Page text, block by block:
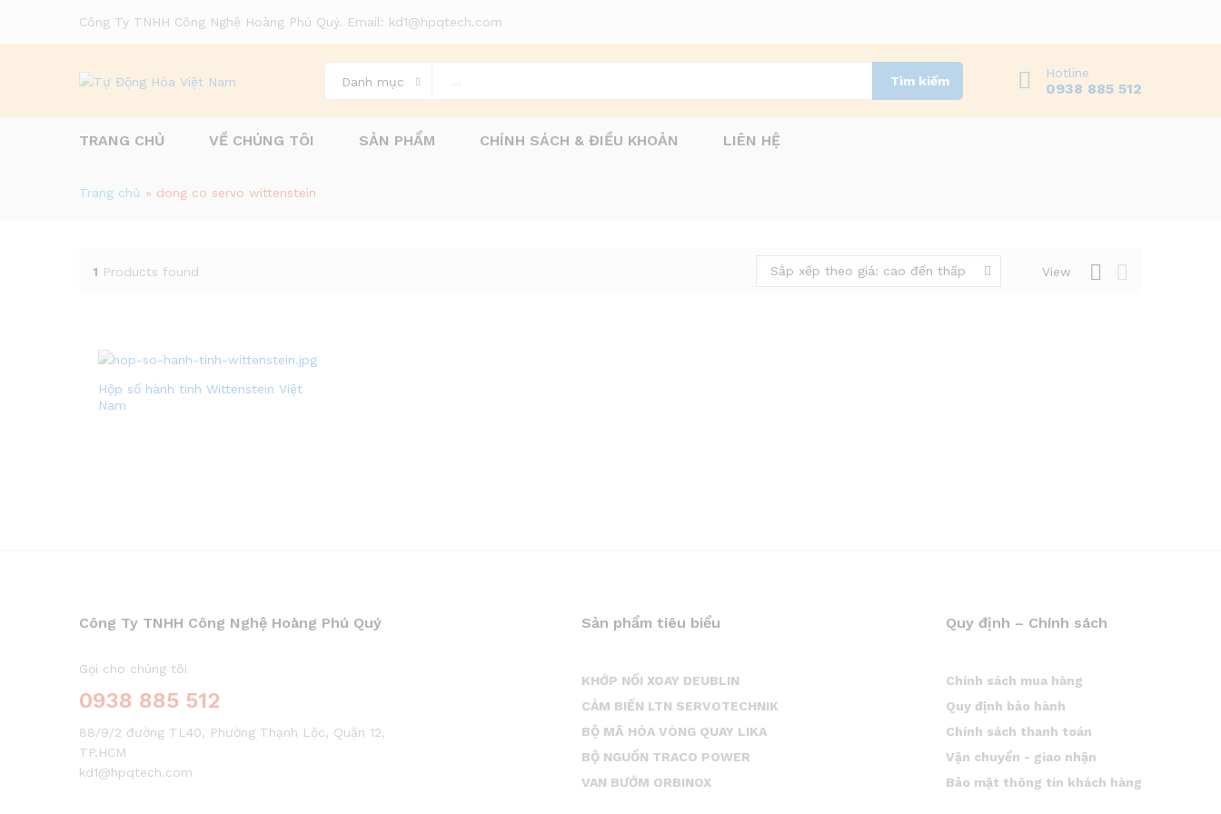
Công Ty TNHH Công Nghệ Hoàng Phú Quý. Email: kd1@hpqtech.com
Danh mục Tìm kiếm
Hotline
0938 885 512
TRANG CHỦ VỀ CHÚNG TÔI SẢN PHẨM CHÍNH SÁCH & ĐIỀU KHOẢN LIÊN HỆ
Trang chủ » dong co servo wittenstein
1 Products found View
Sắp xếp theo giá: cao đến thấp
Hộp số hành tinh Wittenstein Việt
Nam
Công Ty TNHH Công Nghệ Hoàng Phú Quý
Gọi cho chúng tôi
0938 885 512
88/9/2 đường TL40, Phường Thạnh Lộc, Quận 12,
TP.HCM
kd1@hpqtech.com
Sản phẩm tiêu biểu
KHỚP NỐI XOAY DEUBLIN
CẢM BIẾN LTN SERVOTECHNIK
BỘ MÃ HÓA VÒNG QUAY LIKA
BỘ NGUỒN TRACO POWER
VAN BƯỚM ORBINOX
Quy định – Chính sách
Chính sách mua hàng
Quy định bảo hành
Chính sách thanh toán
Vận chuyển - giao nhận
Bảo mật thông tin khách hàng